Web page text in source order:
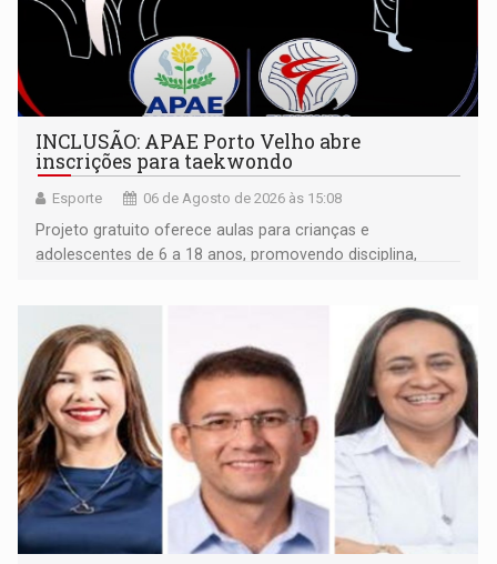
INCLUSÃO: APAE Porto Velho abre
inscrições para taekwondo
Esporte 06 de Agosto de 2026 às 15:08
Projeto gratuito oferece aulas para crianças e
adolescentes de 6 a 18 anos, promovendo disciplina,